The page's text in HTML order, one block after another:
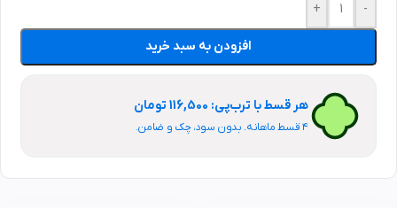
-
+
افزودن به سبد خرید
هر قسط با ترب‌پی: 116,500 تومان
۴ قسط ماهانه. بدون سود، چک و ضامن.